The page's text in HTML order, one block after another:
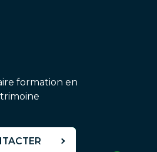
formation en